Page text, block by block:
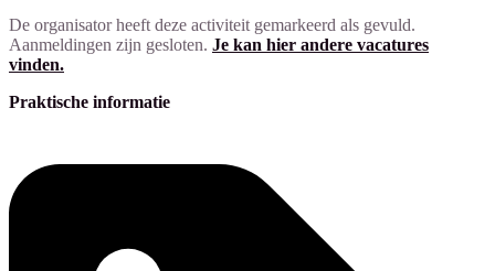
De organisator heeft deze activiteit gemarkeerd als gevuld.
Aanmeldingen zijn gesloten. Je kan hier andere vacatures
vinden.
Praktische informatie